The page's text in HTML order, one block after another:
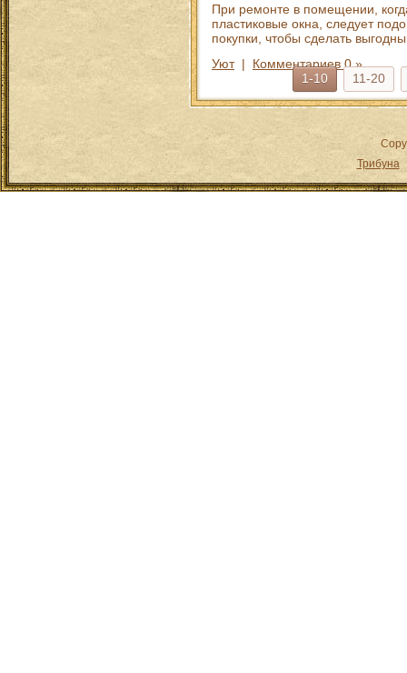
При ремонте в помещении,
пластиковые окна, следует
покупки, чтобы сделать
Уют| Комментариев 0 »
1-10
11-20
Трибуна